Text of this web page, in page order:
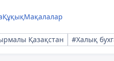
ҚұқықМақалалар
Қазақстан #Халық